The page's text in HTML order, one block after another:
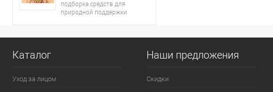
подборка средств для
природной поддержки
Каталог
Уход за лицом
Наши предложения
Скидки